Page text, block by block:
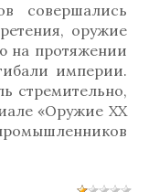
совершались
оружие
на протяжении
империи.
стремительно,
«Оружие ХХ